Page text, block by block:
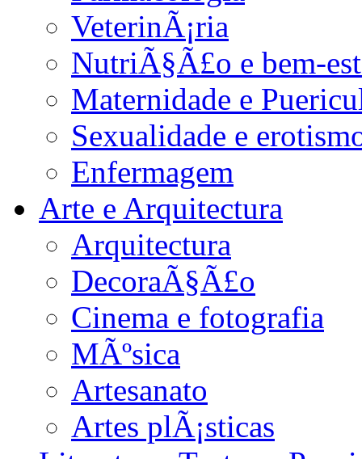
VeterinÃ¡ria
NutriÃ§Ã£o e bem-
Maternidade e
Sexualidade e
Enfermagem
Arte e Arquitectura
Arquitectura
DecoraÃ§Ã£o
Cinema e fotografia
MÃºsica
Artesanato
Artes plÃ¡sticas